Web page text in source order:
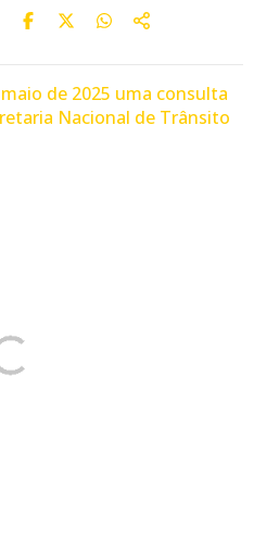
de 2025 uma consulta
Nacional de Trânsito